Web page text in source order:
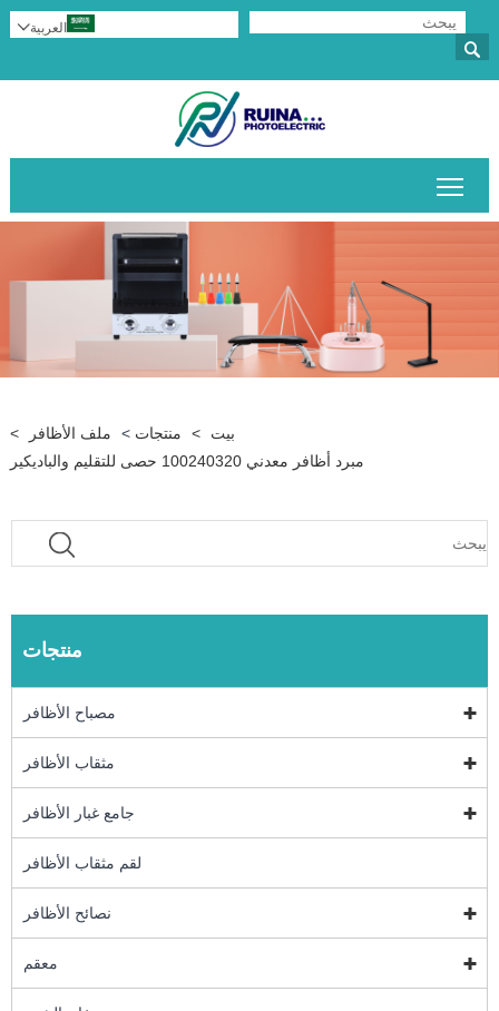

العربية
بيت > منتجات > ملف الأظافر
>
مبرد أظافر معدني 100240320 حصى للتقليم والباديكير
منتجات
مصباح الأظافر
مثقاب الأظافر
جامع غبار الأظافر
لقم مثقاب الأظافر
نصائح الأظافر
معقم